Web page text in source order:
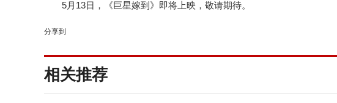
5月 13日，《巨星嫁到》即将上映，敬请期待。
分享到
相关推荐